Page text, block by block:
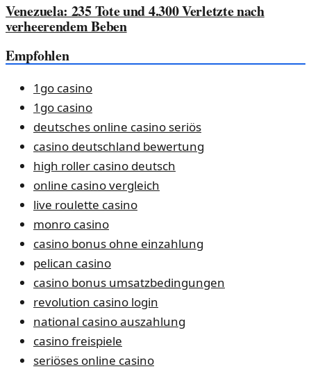
Venezuela: 235 Tote und 4.300 Verletzte nach
verheerendem Beben
Empfohlen
1go casino
1go casino
deutsches online casino seriös
casino deutschland bewertung
high roller casino deutsch
online casino vergleich
live roulette casino
monro casino
casino bonus ohne einzahlung
pelican casino
casino bonus umsatzbedingungen
revolution casino login
national casino auszahlung
casino freispiele
seriöses online casino